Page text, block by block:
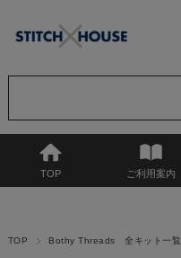
TOP ご利用案内
TOP Bothy Threads 全キット一覧